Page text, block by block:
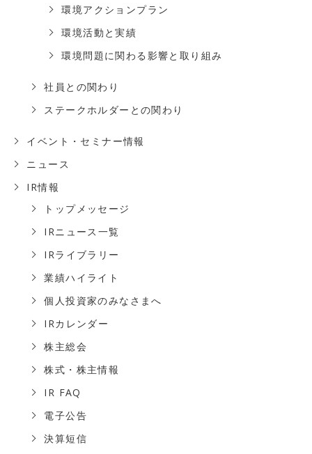
環境アクションプラン
環境活動と実績
環境問題に関わる影響と取り組み
社員との関わり
ステークホルダーとの関わり
イベント・セミナー情報
ニュース
IR情報
トップメッセージ
IRニュース一覧
IRライブラリー
業績ハイライト
個人投資家のみなさまへ
IRカレンダー
株主総会
株式・株主情報
IR FAQ
電子公告
決算短信